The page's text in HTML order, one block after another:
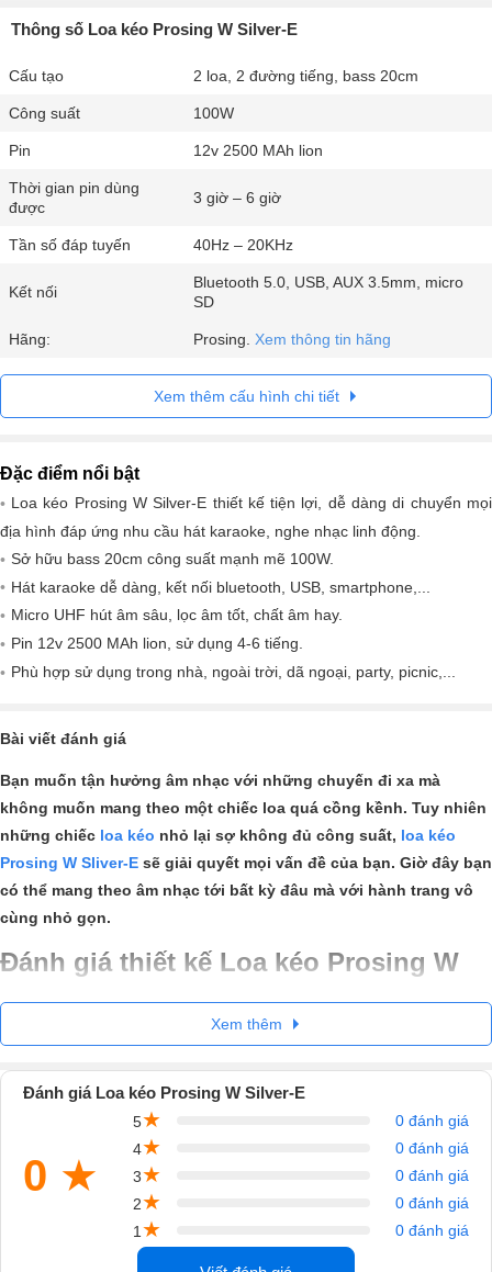
Thông số Loa kéo Prosing W Silver-E
Cấu tạo 2 loa, 2 đường tiếng, bass 20cm
Công suất 100W
Pin 12v 2500 MAh lion
Thời gian pin dùng
được
3 giờ – 6 giờ
Tần số đáp tuyến 40Hz – 20KHz
Kết nối
Bluetooth 5.0, USB, AUX 3.5mm, micro
SD
Hãng: Prosing. Xem thông tin hãng
Xem thêm cấu hình chi tiết
Đặc điểm nổi bật
Loa kéo Prosing W Silver-E thiết kế tiện lợi, dễ dàng di chuyển mọi
địa hình đáp ứng nhu cầu hát karaoke, nghe nhạc linh động.
Sở hữu bass 20cm công suất mạnh mẽ 100W.
Hát karaoke dễ dàng, kết nối bluetooth, USB, smartphone,...
Micro UHF hút âm sâu, lọc âm tốt, chất âm hay.
Pin 12v 2500 MAh lion, sử dụng 4-6 tiếng.
Phù hợp sử dụng trong nhà, ngoài trời, dã ngoại, party, picnic,...
Bài viết đánh giá
Bạn muốn tận hưởng âm nhạc với những chuyến đi xa mà
không muốn mang theo một chiếc loa quá cồng kềnh. Tuy nhiên
những chiếc loa kéo nhỏ lại sợ không đủ công suất, loa kéo
Prosing W Sliver-E sẽ giải quyết mọi vấn đề của bạn. Giờ đây bạn
có thể mang theo âm nhạc tới bất kỳ đâu mà với hành trang vô
cùng nhỏ gọn.
Đánh giá thiết kế Loa kéo Prosing W
Silver-E:
Loa kéo Prosingđược chăm chút từ những chi tiết nhỏ nhất. Thùng
loa được làm từ chất liệu gỗ tổng hợp có độ bền cao, giúp bảo vệ các
linh kiện bên trong. Cũng chính kết cấu này giúp giọng hát trong trẻo
Xem thêm
Đánh giá Loa kéo Prosing W Silver-E
0 ★
5★
0 đánh giá
4★
0 đánh giá
3★
0 đánh giá
2★
0 đánh giá
1 ★ 0 đánh giá